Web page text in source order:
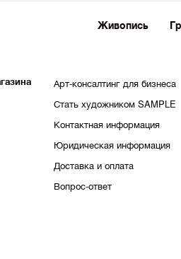
Живопись
Арт-консалтинг для бизнеса
Стать художником SAMPLE
Контактная информация
Юридическая информация
Доставка и оплата
Вопрос-ответ